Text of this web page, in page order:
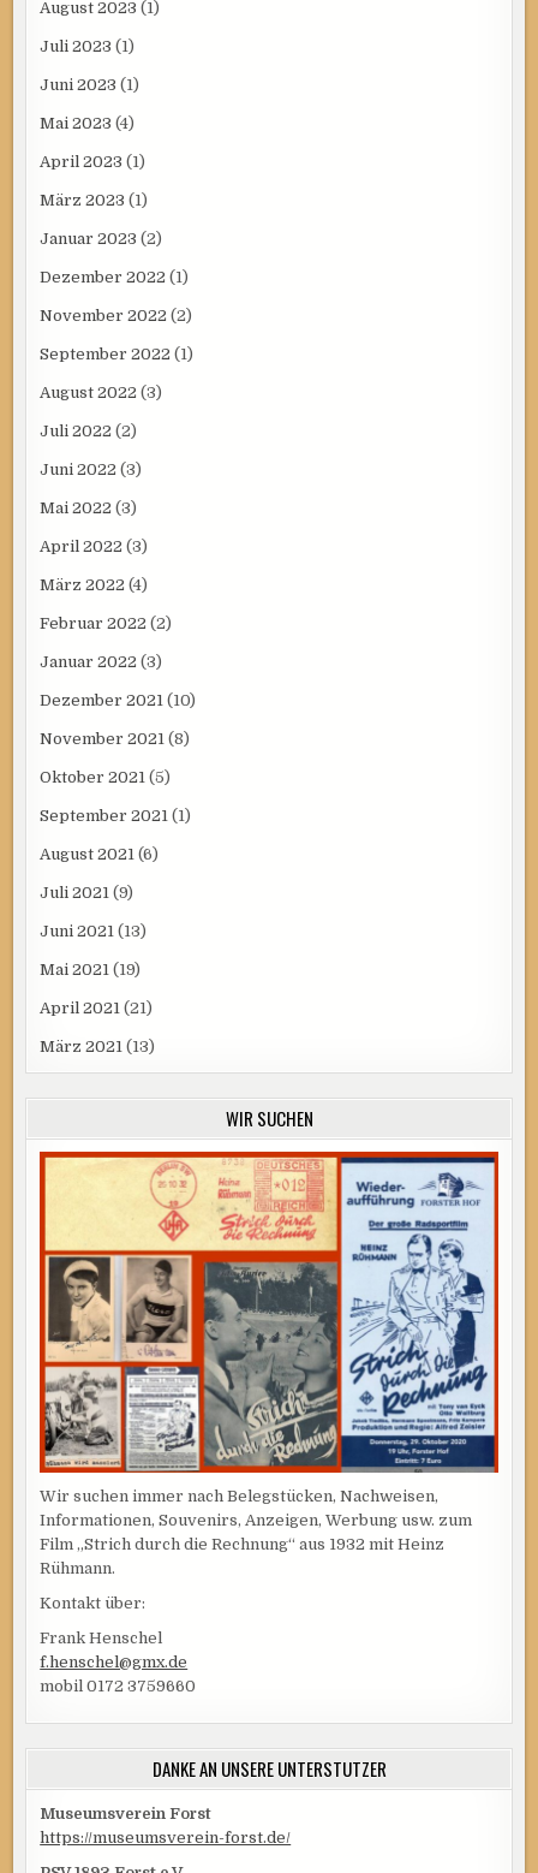
August 2023 (1)
Juli 2023 (1)
Juni 2023 (1)
Mai 2023 (4)
April 2023 (1)
März 2023 (1)
Januar 2023 (2)
Dezember 2022 (1)
November 2022 (2)
September 2022 (1)
August 2022 (3)
Juli 2022 (2)
Juni 2022 (3)
Mai 2022 (3)
April 2022 (3)
März 2022 (4)
Februar 2022 (2)
Januar 2022 (3)
Dezember 2021 (10)
November 2021 (8)
Oktober 2021 (5)
September 2021 (1)
August 2021 (6)
Juli 2021 (9)
Juni 2021 (13)
Mai 2021 (19)
April 2021 (21)
März 2021 (13)
WIR SUCHEN
Wir suchen immer nach Belegstücken, Nachweisen,
Informationen, Souvenirs, Anzeigen, Werbung usw. zum
Film „Strich durch die Rechnung“ aus 1932 mit Heinz
Rühmann.
Kontakt über:
Frank Henschel
f.henschel@gmx.de
mobil 0172 3759660
DANKE AN UNSERE UNTERSTÜTZER
Museumsverein Forst
https://museumsverein-forst.de/